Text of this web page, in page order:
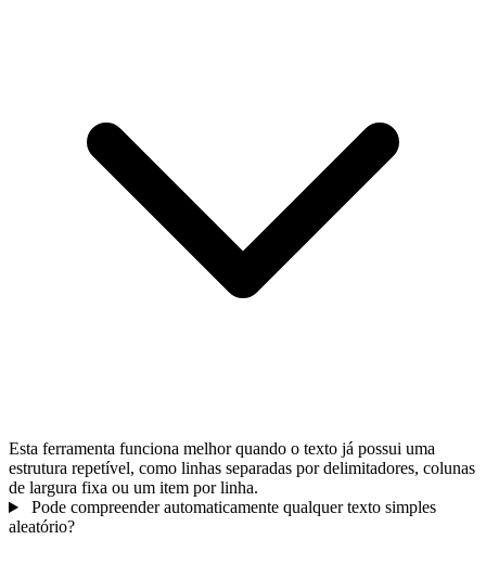
Esta ferramenta funciona melhor quando o texto já possui uma
estrutura repetível, como linhas separadas por delimitadores, colunas
de largura fixa ou um item por linha.
Pode compreender automaticamente qualquer texto simples
aleatório?